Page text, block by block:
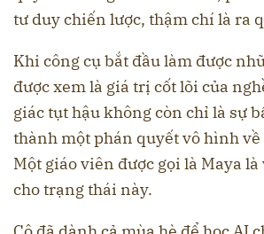
tư duy chiến lược, thậm chí là ra
Khi công cụ bắt đầu làm được
được xem là giá trị cốt lõi của
giác tụt hậu không còn chỉ là sự
thành một phán quyết vô hình
Một giáo viên được gọi là Maya
cho trạng thái này.